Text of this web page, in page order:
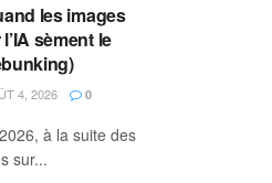
les images
sèment le
4, 2026 0
à la suite des
sur...